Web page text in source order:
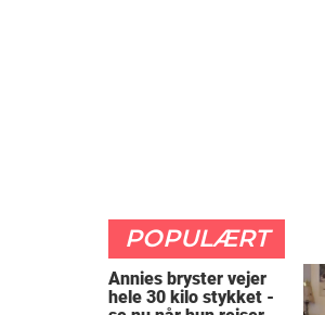
POPULÆRT
Annies bryster vejer
hele 30 kilo stykket -